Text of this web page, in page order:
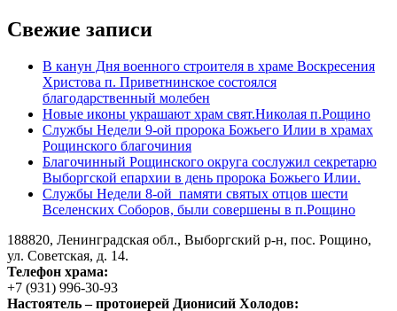
Свежие записи
В канун Дня военного строителя в храме Воскресения
Христова п. Приветнинское состоялся
благодарственный молебен
Новые иконы украшают храм свят.Николая п.Рощино
Службы Недели 9-ой пророка Божьего Илии в храмах
Рощинского благочиния
Благочинный Рощинского округа сослужил секретарю
Выборгской епархии в день пророка Божьего Илии.
Службы Недели 8-ой памяти святых отцов шести
Вселенских Соборов, были совершены в п.Рощино
188820, Ленинградская обл., Выборгский р-н, пос. Рощино,
ул. Советская, д. 14.
Телефон храма:
+7 (931) 996-30-93
Настоятель – протоиерей Дионисий Холодов: